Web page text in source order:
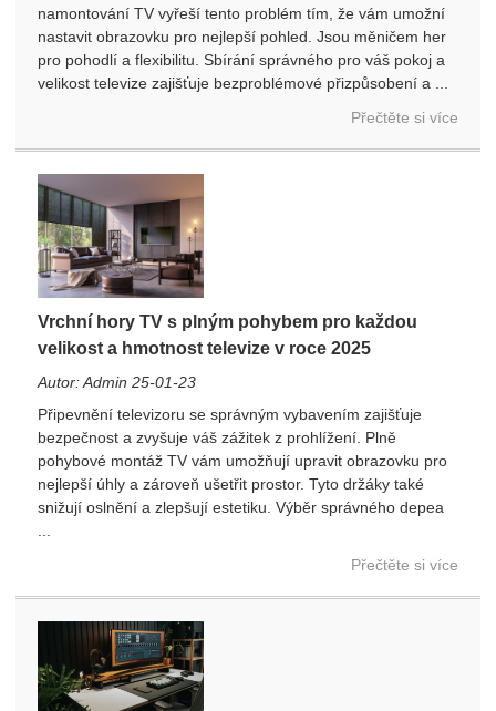
namontování TV vyřeší tento problém tím, že vám umožní
nastavit obrazovku pro nejlepší pohled. Jsou měničem her
pro pohodlí a flexibilitu. Sbírání správného pro váš pokoj a
velikost televize zajišťuje bezproblémové přizpůsobení a ...
Přečtěte si více
Vrchní hory TV s plným pohybem pro každou
velikost a hmotnost televize v roce 2025
Autor: Admin 25-01-23
Připevnění televizoru se správným vybavením zajišťuje
bezpečnost a zvyšuje váš zážitek z prohlížení. Plně
pohybové montáž TV vám umožňují upravit obrazovku pro
nejlepší úhly a zároveň ušetřit prostor. Tyto držáky také
snižují oslnění a zlepšují estetiku. Výběr správného depea
...
Přečtěte si více